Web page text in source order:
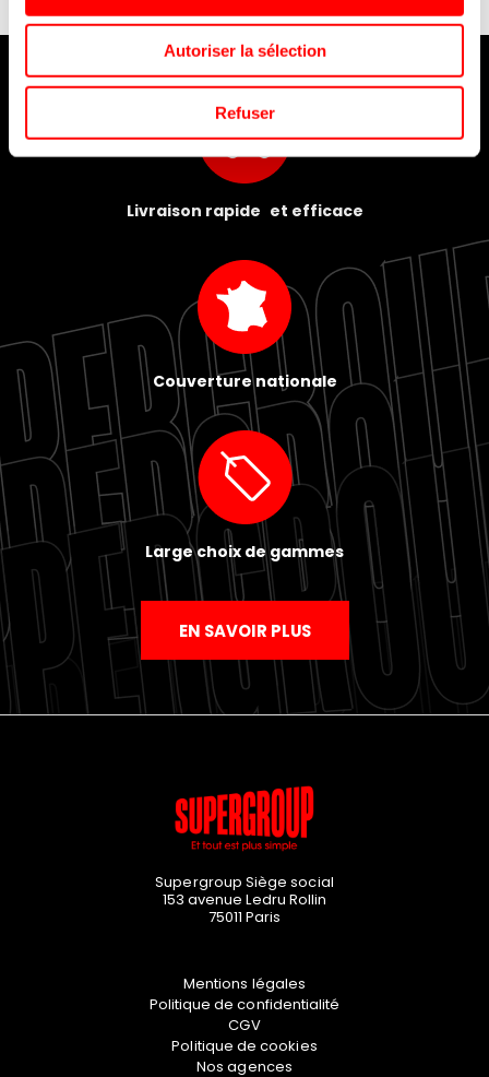
Autoriser la sélection
Refuser
Livraison rapide et efficace
Couverture nationale
Large choix de gammes
EN SAVOIR PLUS
Supergroup Siège social
153 avenue Ledru Rollin
75011 Paris
Mentions légales
Politique de confidentialité
CGV
Politique de cookies
Nos agences